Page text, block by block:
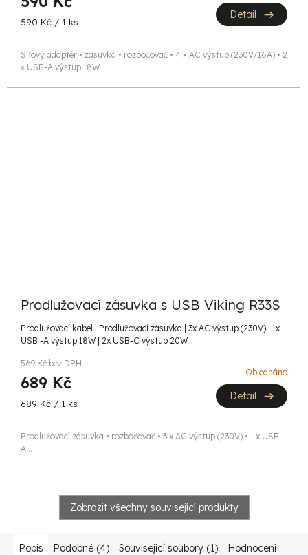
Měrná
590 Kč / 1 ks
Detail
Síťový adaptér • zásuvka • rozbočovač • 4 × AC výstup (230V/16A) • 2
× USB-A výstup 18W...
Prodlužovací zásuvka s USB Viking R33S
Prodlužovací kabel | Prodlužovací zásuvka | 3x AC výstup (230V) | 1x
USB -A výstup 18W | 2x USB-C výstup 20W
569 Kč bez DPH
689 Kč
Měrná
689 Kč / 1 ks
Objednáno
Detail
Prodlužovací zásuvka • rozbočovač • 3 x AC výstup (230V) • 1 x USB-
A...
Zobrazit všechny související produkty
Popis Podobné (4) Související soubory (1) Hodnocení